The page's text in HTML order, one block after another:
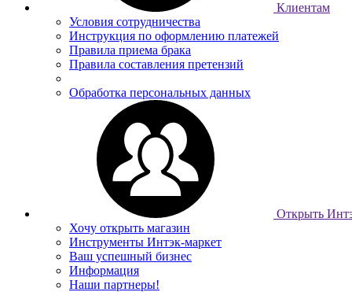
Клиентам
Условия сотрудничества
Инструкция по оформлению платежей
Правила приема брака
Правила составления претензий
Обработка персональных данных
Открыть
Хочу открыть магазин
Инструменты Интэк-маркет
Ваш успешный бизнес
Информация
Наши партнеры!